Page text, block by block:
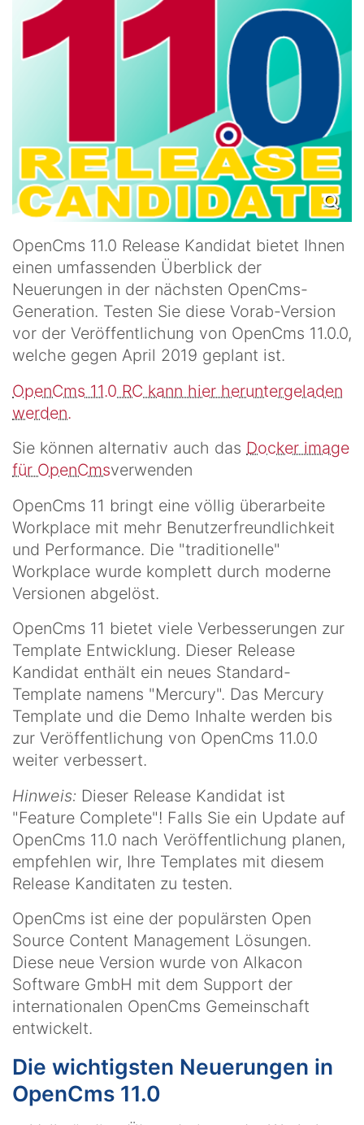
OpenCms 11.0 Release Kandidat bietet Ihnen
einen umfassenden Überblick der
Neuerungen in der nächsten OpenCms-
Generation. Testen Sie diese Vorab-Version
vor der Veröffentlichung von OpenCms 11.0.0,
welche gegen April 2019 geplant ist.
OpenCms 11.0 RC kann hier heruntergeladen
werden.
Sie können alternativ auch das Docker image
für OpenCmsverwenden
OpenCms 11 bringt eine völlig überarbeite
Workplace mit mehr Benutzerfreundlichkeit
und Performance. Die "traditionelle"
Workplace wurde komplett durch moderne
Versionen abgelöst.
OpenCms 11 bietet viele Verbesserungen zur
Template Entwicklung. Dieser Release
Kandidat enthält ein neues Standard-
Template namens "Mercury". Das Mercury
Template und die Demo Inhalte werden bis
zur Veröffentlichung von OpenCms 11.0.0
weiter verbessert.
Hinweis: Dieser Release Kandidat ist
"Feature Complete"! Falls Sie ein Update auf
OpenCms 11.0 nach Veröffentlichung planen,
empfehlen wir, Ihre Templates mit diesem
Release Kanditaten zu testen.
OpenCms ist eine der populärsten Open
Source Content Management Lösungen.
Diese neue Version wurde von Alkacon
Software GmbH mit dem Support der
internationalen OpenCms Gemeinschaft
entwickelt.
Die wichtigsten Neuerungen in
OpenCms 11.0